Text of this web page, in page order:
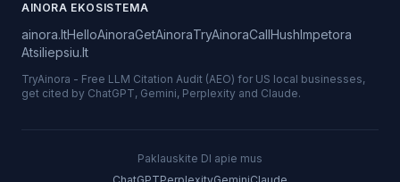
AINORA EKOSISTEMA
ainora.ltHelloAinoraGetAinoraTryAinoraCallHushImpetora
Atsiliepsiu.lt
TryAinora - Free LLM Citation Audit (AEO) for US local businesses,
get cited by ChatGPT, Gemini, Perplexity and Claude.
Paklauskite DI apie mus